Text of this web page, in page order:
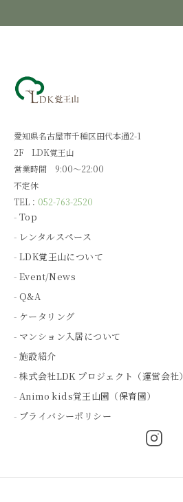
愛知県名古屋市千種区田代本通2-1
2F LDK覚王山
営業時間 9:00～22:00
不定休
TEL： 052-763-2520
Top
レンタルスペース
LDK覚王山について
Event/News
Q&A
ケータリング
マンション入居について
施設紹介
株式会社LDK プロジェクト（運営会社）
Animo kids覚王山園（保育園）
プライバシーポリシー